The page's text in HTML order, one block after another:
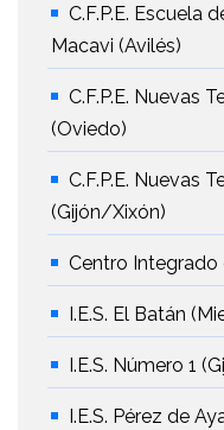
C.F.P.E. Escuela
Macavi (Avilés)
C.F.P.E. Nuevas
(Oviedo)
C.F.P.E. Nuevas
(Gijón/Xixón)
Centro Integrado
I.E.S. El Batán
I.E.S. Número 1
I.E.S. Pérez de